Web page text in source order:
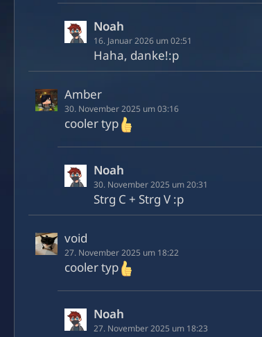
Noah
16. Januar 2026 um 02:51
Haha, danke!:p
Amber
30. November 2025 um 03:16
cooler typ
Noah
30. November 2025 um 20:31
Strg C + Strg V :p
void
27. November 2025 um 18:22
cooler typ
Noah
27. November 2025 um 18:23